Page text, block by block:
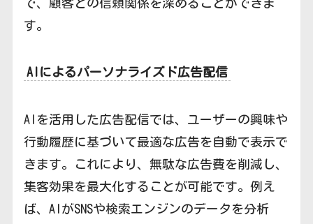
で、顧客との信頼関係を深めることができま
す。
AIによるパーソナライズド広告配信
AIを活用した広告配信では、ユーザーの興味や
行動履歴に基づいて最適な広告を自動で表示で
きます。これにより、無駄な広告費を削減し、
集客効果を最大化することが可能です。例え
ば、AIがSNSや検索エンジンのデータを分析